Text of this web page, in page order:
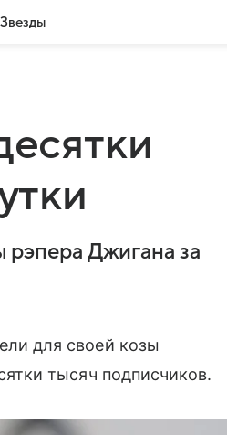
Звезды
рэпера Джигана за
для своей козы
тысяч подписчиков.